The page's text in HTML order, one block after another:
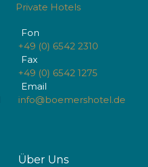
Fon
+49 (0) 6542 2310
Fax
+49 (0) 6542 1275
Email
info@boemershotel.de
Über Uns